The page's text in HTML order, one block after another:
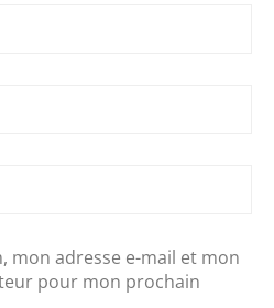
mon adresse e-mail et mon
pour mon prochain